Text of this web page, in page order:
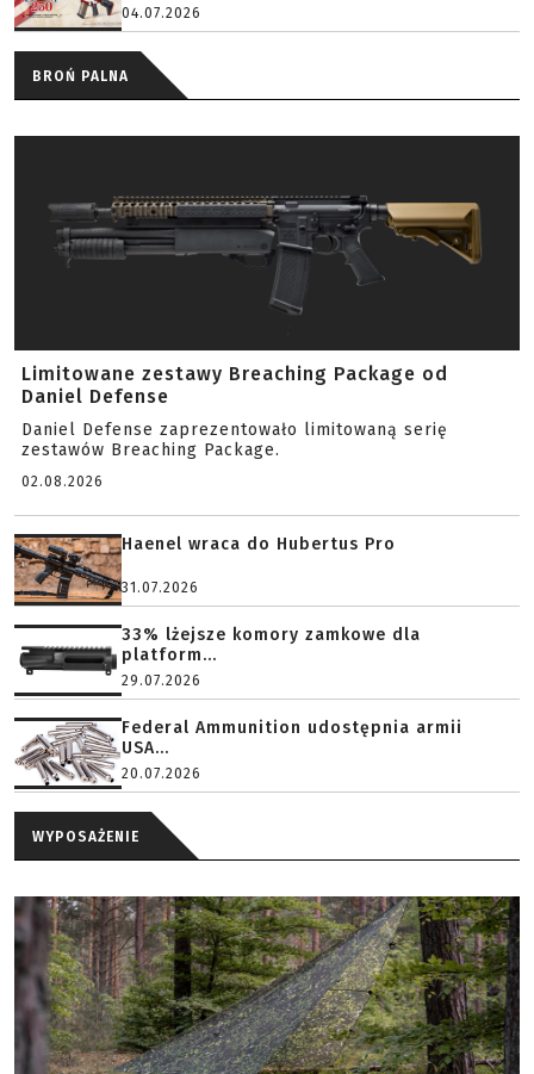
04.07.2026
BROŃ PALNA
Limitowane zestawy Breaching Package od
Daniel Defense
Daniel Defense zaprezentowało limitowaną serię
zestawów Breaching Package.
02.08.2026
Haenel wraca do Hubertus Pro
31.07.2026
33% lżejsze komory zamkowe dla
platform...
29.07.2026
Federal Ammunition udostępnia armii
USA...
20.07.2026
WYPOSAŻENIE